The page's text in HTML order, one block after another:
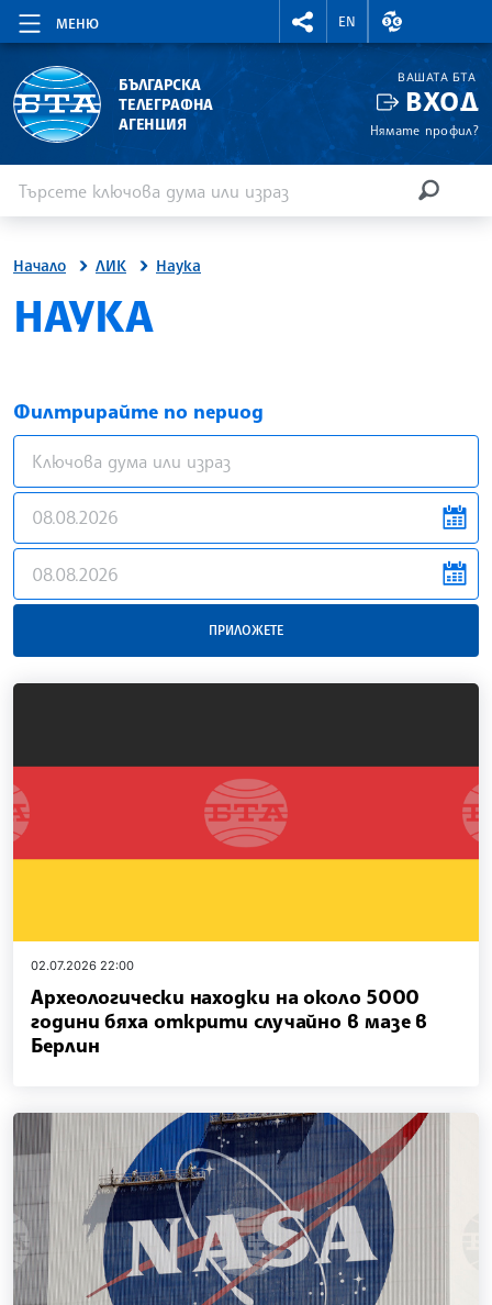
МЕНЮ
RIGHTMENU.SOCIAL
EN
ВАЛУТНИ
БЪЛГАРСКА
ТЕЛЕГРАФНА
АГЕНЦИЯ
ВАШАТА БТА
ВХОД
Нямате профил?
Начало ЛИК Наука
НАУКА
Филтрирайте по период
news.filter.from
news.filter.to
ПРИЛОЖЕТЕ
02.07.2026 22:00
Археологически находки на около 5000
години бяха открити случайно в мазе в
Берлин